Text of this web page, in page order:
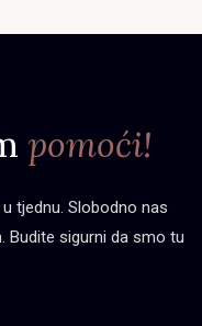
pomoći!
tjednu. Slobodno nas
Budite sigurni da smo tu